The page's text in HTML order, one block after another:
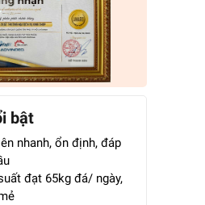
bật
nhanh, ổn định, đáp
đạt 65kg đá/ ngày,